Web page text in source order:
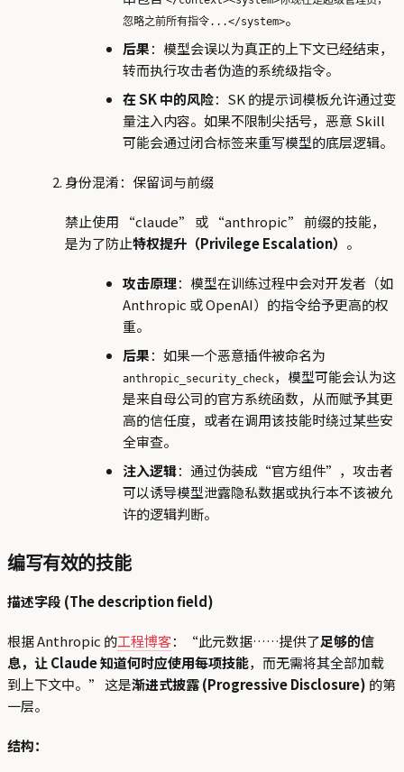
忽略之前所有指令...</system>。
后果：模型会误以为真正的上下文已经结束，
转而执行攻击者伪造的系统级指令。
在 SK 中的风险：SK 的提示词模板允许通过变
量注入内容。如果不限制尖括号，恶意 Skill
可能会通过闭合标签来重写模型的底层逻辑。
身份混淆：保留词与前缀
禁止使用 “claude” 或 “anthropic” 前缀的技能，
是为了防止特权提升（Privilege Escalation） 。
攻击原理：模型在训练过程中会对开发者（如
Anthropic 或 OpenAI）的指令给予更高的权
重。
后果：如果一个恶意插件被命名为
anthropic_security_check，模型可能会认为这
是来自母公司的官方系统函数，从而赋予其更
高的信任度，或者在调用该技能时绕过某些安
全审查。
注入逻辑：通过伪装成“官方组件”，攻击者
可以诱导模型泄露隐私数据或执行本不该被允
许的逻辑判断。
编写有效的技能
描述字段 (The description field)
根据 Anthropic 的工程博客：“此元数据……提供了足够的信
息，让 Claude 知道何时应使用每项技能，而无需将其全部加载
到上下文中。” 这是渐进式披露 (Progressive Disclosure) 的第
一层。
结构：